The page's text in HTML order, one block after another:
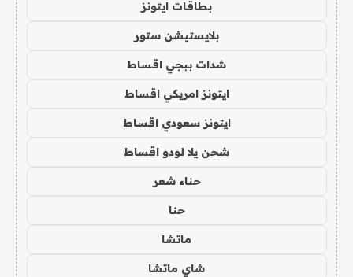
بطاقات ايتونز
بلايستيشن ستور
شدات ببجي اقساط
ايتونز امريكي اقساط
ايتونز سعودي اقساط
شحن يلا لودو اقساط
حناء شعر
حنا
ماتشا
شاي ماتشا